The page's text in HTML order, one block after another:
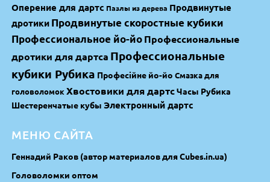
Оперение для дартс Пазлы из дерева Продвинутые
дротики Продвинутые скоростные кубики
Профессиональное йо-йоПрофессиональные
дротики для дартса Профессиональные
кубики Рубика Професійне йо-йо Смазка для
головоломокХвостовики для дартсЧасы Рубика
Шестеренчатые кубы Электронный дартс
МЕНЮ САЙТА
Геннадий Раков (автор материалов для Cubes.in.ua)
Головоломки оптом